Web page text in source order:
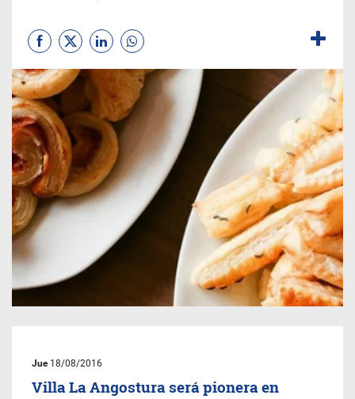
Jue18/08/2016
Villa La Angostura será pionera en